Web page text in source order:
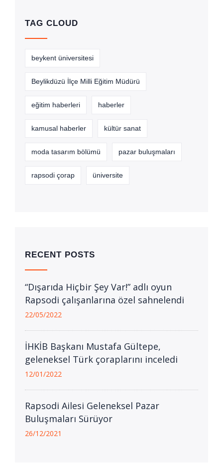
TAG CLOUD
beykent üniversitesi
Beylikdüzü İlçe Milli Eğitim Müdürü
eğitim haberleri haberler
kamusal haberler kültür sanat
moda tasarım bölümü pazar buluşmaları
rapsodi çorap üniversite
RECENT POSTS
“Dışarıda Hiçbir Şey Var!” adlı oyun
Rapsodi çalışanlarına özel sahnelendi
22/05/2022
İHKİB Başkanı Mustafa Gültepe,
geleneksel Türk çoraplarını inceledi
12/01/2022
Rapsodi Ailesi Geleneksel Pazar
Buluşmaları Sürüyor
26/12/2021